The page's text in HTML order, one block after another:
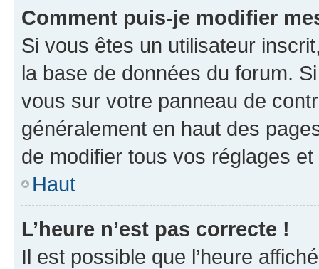
Comment puis-je modifier
Si vous êtes un utilisateur
la base de données du forum.
vous sur votre panneau de
généralement en haut des
de modifier tous vos réglages
Haut
L’heure n’est pas correcte !
Il est possible que l’heure